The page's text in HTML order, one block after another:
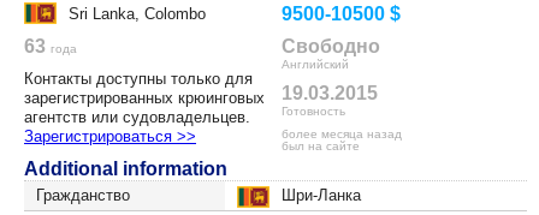
Sri Lanka, Colombo
63 года
Контакты доступны только для
зарегистрированных крюинговых
агентств или судовладельцев.
Зарегистрироваться >>
9500-10500 $
Свободно
Английский
19.03.2015
Готовность
более месяца назад
был на сайте
Additional information
Гражданство Шри-Ланка